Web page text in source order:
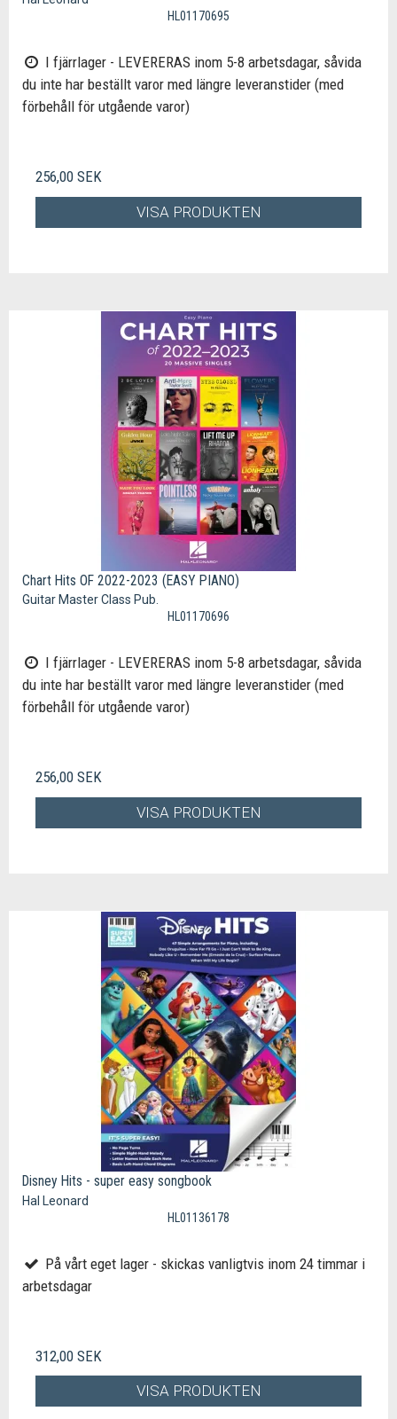
HL01170695
I fjärrlager - LEVERERAS inom 5-8 arbetsdagar, såvida
du inte har beställt varor med längre leveranstider (med
förbehåll för utgående varor)
256,00 SEK
VISA PRODUKTEN
Chart Hits OF 2022-2023 (EASY PIANO)
Guitar Master Class Pub.
HL01170696
I fjärrlager - LEVERERAS inom 5-8 arbetsdagar, såvida
du inte har beställt varor med längre leveranstider (med
förbehåll för utgående varor)
256,00 SEK
VISA PRODUKTEN
Disney Hits - super easy songbook
Hal Leonard
HL01136178
På vårt eget lager - skickas vanligtvis inom 24 timmar i
arbetsdagar
312,00 SEK
VISA PRODUKTEN